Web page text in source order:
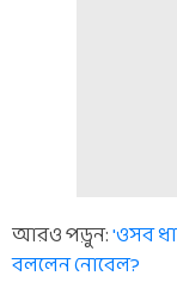
আরও পড়ুন:'ওসব
বললেন নোবেল?